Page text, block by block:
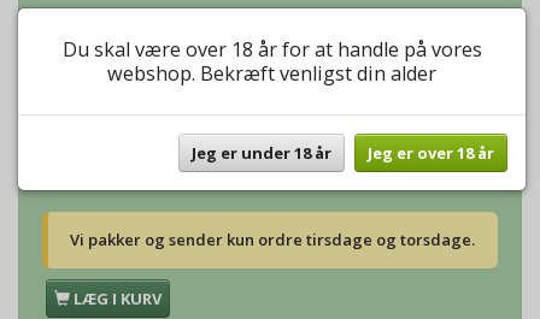
Vægt:100g
52,00 DKK
250g
130,00 DKK
Vægt:500g
260,00 DKK
520,00 DKK
Vi pakker og sender kun ordre tirsdage og torsdage.
LÆG I KURV
Du skal være over 18 år for at handle på vores
webshop. Bekræft venligst din alder
Jeg er under 18 år Jeg er over 18 år